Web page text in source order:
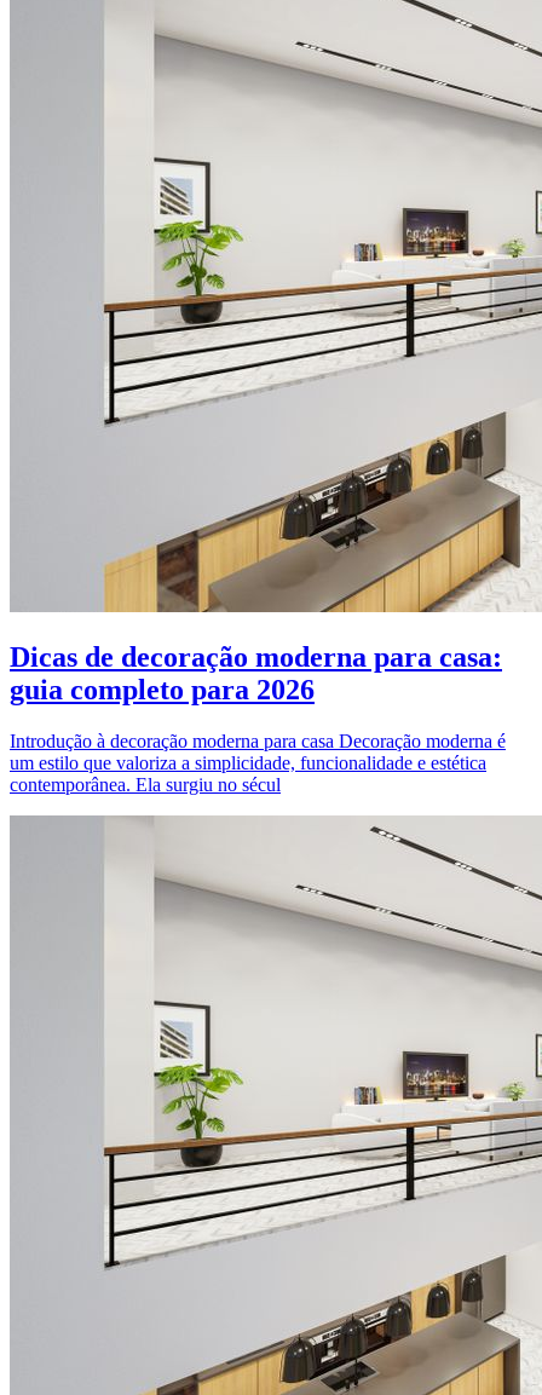
Dicas de decoração moderna para casa:
guia completo para 2026
Introdução à decoração moderna para casa Decoração moderna é
um estilo que valoriza a simplicidade, funcionalidade e estética
contemporânea. Ela surgiu no sécul